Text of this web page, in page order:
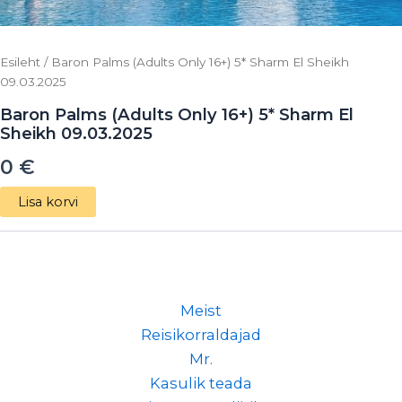
Esileht / Baron Palms (Adults Only 16+) 5* Sharm El Sheikh
09.03.2025
Baron Palms (Adults Only 16+) 5* Sharm El
Sheikh 09.03.2025
0 €
Lisa korvi
Meist
Reisikorraldajad
Mr.
Kasulik teada